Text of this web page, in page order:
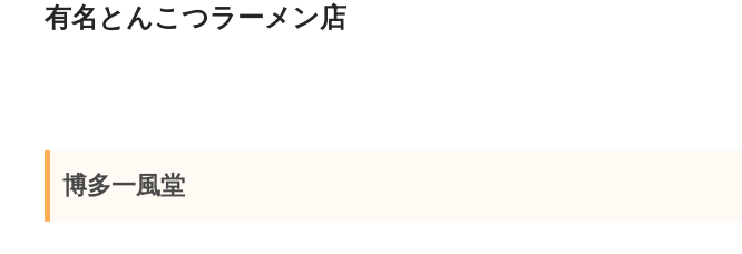
有名とんこつラーメン店
博多一風堂